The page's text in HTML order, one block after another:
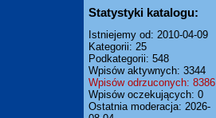
Statystyki katalogu:
Istniejemy od: 2010-04-09
Kategorii: 25
Podkategorii: 548
Wpisów aktywnych: 3344
Wpisów odrzuconych: 8386
Wpisów oczekujących: 0
Ostatnia moderacja: 2026-